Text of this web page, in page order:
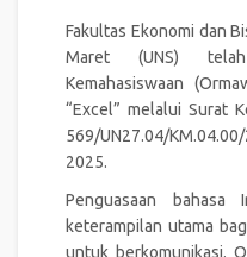
Fakultas Ekonomi dan
Maret (UNS) telah
Kemahasiswaan
“Excel” melalui Surat
569/UN27.04/
2025.
Penguasaan
keterampilan utama
untuk berkomunikasi.